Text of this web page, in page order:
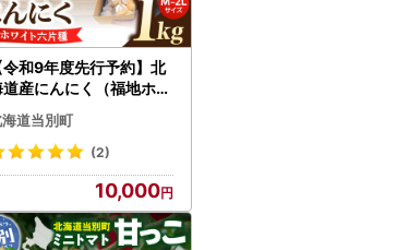
令和9年度先行予約】北
道産にんにく（福地ホワ
ト六片種）1kg にんにく
道当別町
(2)
10,000